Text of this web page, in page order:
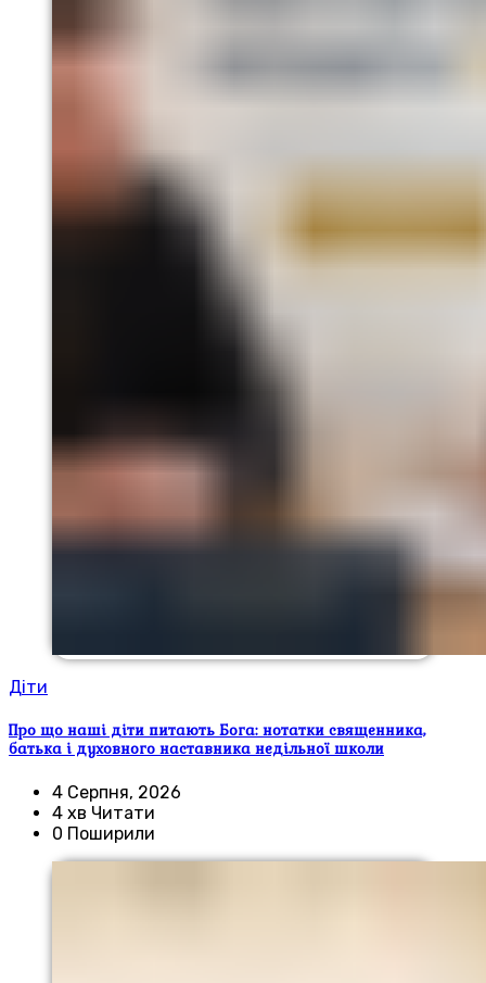
Діти
Про що наші діти питають Бога: нотатки священника,
батька і духовного наставника недільної школи
4 Серпня, 2026
4 хв Читати
0 Поширили